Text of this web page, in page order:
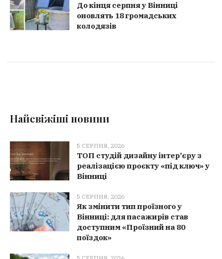
До кінця серпня у Вінниці
оновлять 18 громадських
колодязів
Найсвіжіші новини
5 СЕРПНЯ, 2026
ТОП студій дизайну інтер’єру з
реалізацією проєкту «під ключ» у
Вінниці
5 СЕРПНЯ, 2026
Як змінити тип проїзного у
Вінниці: для пасажирів став
доступним «Проїзний на 80
поїздок»